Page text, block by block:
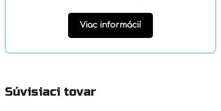
Viac informácií
Súvisiaci tovar